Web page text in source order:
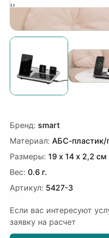
‹›
Бренд: smart
Материал: АБС-пластик/
Размеры: 19 х 14 х 2,2 см
Вес: 0.6 г.
Артикул: 5427-3
Если вас интересуют
заявку на расчет